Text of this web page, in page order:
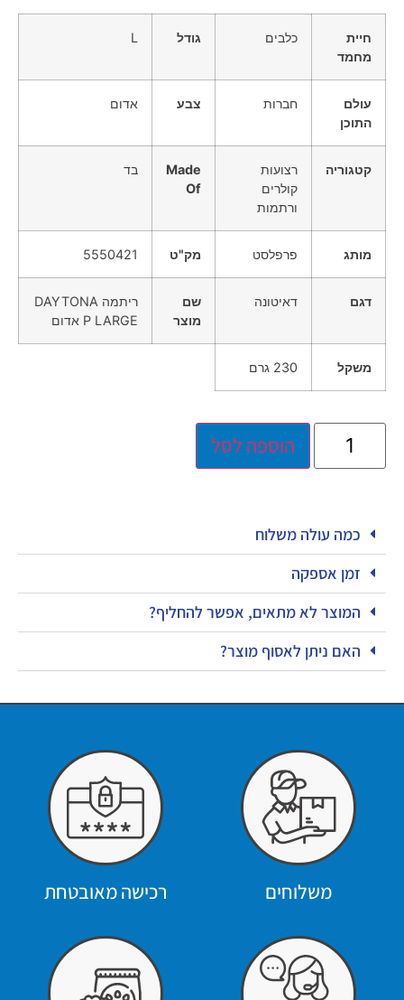
חיית
מחמד
כלבים גודל L
עולם
התוכן
חברות צבע אדום
קטגוריה
רצועות
קולרים
ורתמות
Made
Of
בד
מותג פרפלסט מק"ט 5550421
דגם דאיטונה
שם
מוצר
ריתמה DAYTONA
P LARGE אדום
משקל 230 גרם
הוספה לסל
כמה עולה משלוח
זמן אספקה
המוצר לא מתאים, אפשר להחליף?
האם ניתן לאסוף מוצר?
משלוחים רכישה מאובטחת